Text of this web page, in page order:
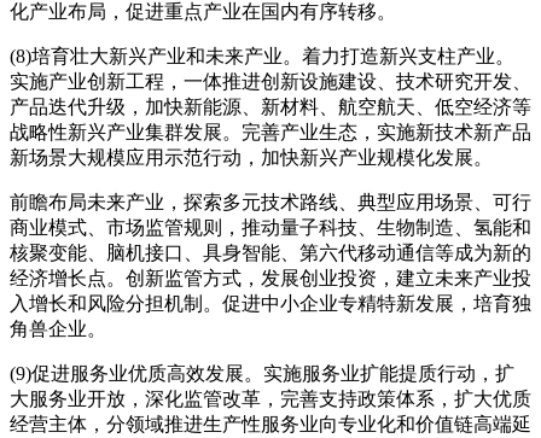
化产业布局，促进重点产业在国内有序转移。
(8)培育壮大新兴产业和未来产业。着力打造新兴支柱产业。
实施产业创新工程，一体推进创新设施建设、技术研究开发、
产品迭代升级，加快新能源、新材料、航空航天、低空经济等
战略性新兴产业集群发展。完善产业生态，实施新技术新产品
新场景大规模应用示范行动，加快新兴产业规模化发展。
前瞻布局未来产业，探索多元技术路线、典型应用场景、可行
商业模式、市场监管规则，推动量子科技、生物制造、氢能和
核聚变能、脑机接口、具身智能、第六代移动通信等成为新的
经济增长点。创新监管方式，发展创业投资，建立未来产业投
入增长和风险分担机制。促进中小企业专精特新发展，培育独
角兽企业。
(9)促进服务业优质高效发展。实施服务业扩能提质行动，扩
大服务业开放，深化监管改革，完善支持政策体系，扩大优质
经营主体，分领域推进生产性服务业向专业化和价值链高端延